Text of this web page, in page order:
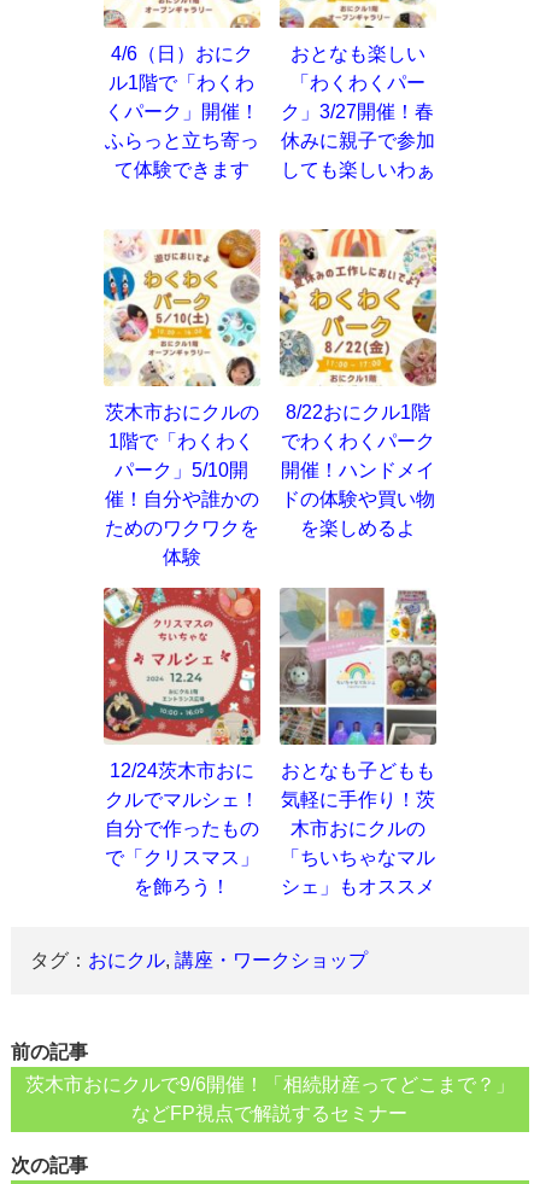
4/6（日）おにク
ル1階で「わくわ
くパーク」開催！
ふらっと立ち寄っ
て体験できます
おとなも楽しい
「わくわくパー
ク」3/27開催！春
休みに親子で参加
しても楽しいわぁ
茨木市おにクルの
1階で「わくわく
パーク」5/10開
催！自分や誰かの
ためのワクワクを
体験
8/22おにクル1階
でわくわくパーク
開催！ハンドメイ
ドの体験や買い物
を楽しめるよ
12/24茨木市おに
クルでマルシェ！
自分で作ったもの
で「クリスマス」
を飾ろう！
おとなも子どもも
気軽に手作り！茨
木市おにクルの
「ちいちゃなマル
シェ」もオススメ
タグ： おにクル,講座・ワークショップ
前の記事
茨木市おにクルで9/6開催！「相続財産ってどこまで？」
などFP視点で解説するセミナー
次の記事